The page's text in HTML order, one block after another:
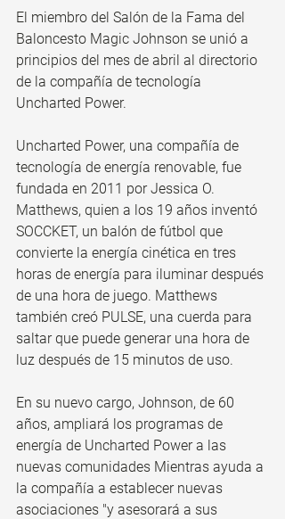
El miembro del Salón de la Fama del
Baloncesto Magic Johnson se unió a
principios del mes de abril al directorio
de la compañía de tecnología
Uncharted Power.
Uncharted Power, una compañía de
tecnología de energía renovable, fue
fundada en 2011 por Jessica O.
Matthews, quien a los 19 años inventó
SOCCKET, un balón de fútbol que
convierte la energía cinética en tres
horas de energía para iluminar después
de una hora de juego. Matthews
también creó PULSE, una cuerda para
saltar que puede generar una hora de
luz después de 15 minutos de uso.
En su nuevo cargo, Johnson, de 60
años, ampliará los programas de
energía de Uncharted Power a las
nuevas comunidades Mientras ayuda a
la compañía a establecer nuevas
asociaciones "y asesorará a sus